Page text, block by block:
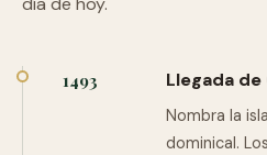
1493 Llegada de
Nombra la
dominical.